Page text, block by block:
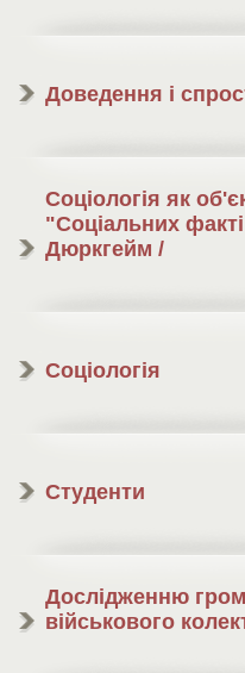
Доведення і
Соціологія як
"Соціальних
Дюркгейм /
Соціологія
Студенти
Дослідженню
військового